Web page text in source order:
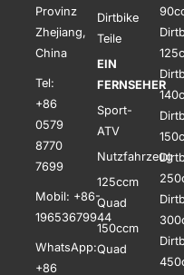
Provinz
Zhejiang,
China
Tel:
+86
0579
8770
7699
Mobil: +86-
19653679944
WhatsApp:
+86
Dirtbike
Teile
EIN
FERNSEHER
Sport-
ATV
Nutzfahrzeug
125ccm
Quad
150ccm
Quad